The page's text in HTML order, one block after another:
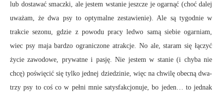
lub dostawać smaczki, ale jestem wstanie jeszcze je ogarnąć (choć dalej
uważam, że dwa psy to optymalne zestawienie). Ale są tygodnie w
trakcie sezonu, gdzie z powodu pracy ledwo samą siebie ogarniam,
wiec psy maja bardzo ograniczone atrakcje. No ale, staram się łączyć
życie zawodowe, prywatne i pasję. Nie jestem w stanie (i chyba nie
chcę) poświęcić się tylko jednej dziedzinie, więc na chwilę obecną dwa-
trzy psy to coś co w pełni mnie satysfakcjonuje, bo jeden… to jednak